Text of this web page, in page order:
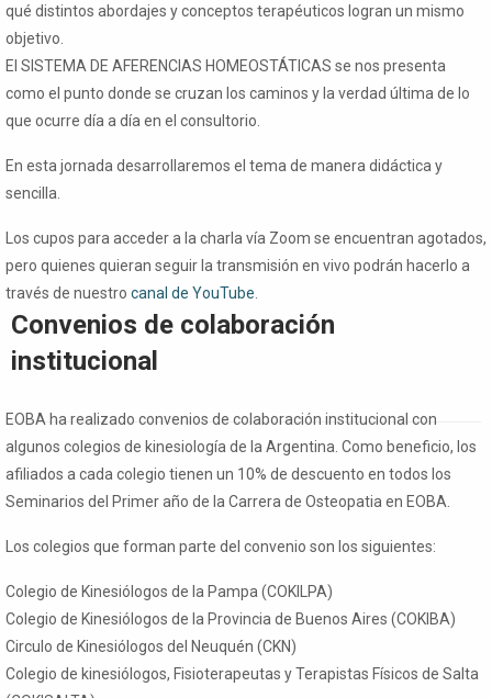
qué distintos abordajes y conceptos terapéuticos logran un mismo
objetivo.
El SISTEMA DE AFERENCIAS HOMEOSTÁTICAS se nos presenta
como el punto donde se cruzan los caminos y la verdad última de lo
que ocurre día a día en el consultorio.
En esta jornada desarrollaremos el tema de manera didáctica y
sencilla.
Los cupos para acceder a la charla vía Zoom se encuentran agotados,
pero quienes quieran seguir la transmisión en vivo podrán hacerlo a
través de nuestro canal de YouTube
Convenios de colaboración
institucional
EOBA ha realizado convenios de colaboración institucional con
algunos colegios de kinesiología de la Argentina. Como beneficio, los
afiliados a cada colegio tienen un 10% de descuento en todos los
Seminarios del Primer año de la Carrera de Osteopatia en EOBA.
Los colegios que forman parte del convenio son los siguientes:
Colegio de Kinesiólogos de la Pampa (COKILPA)
Colegio de Kinesiólogos de la Provincia de Buenos Aires (COKIBA)
Circulo de Kinesiólogos del Neuquén (CKN)
Colegio de kinesiólogos, Fisioterapeutas y Terapistas Físicos de Salta